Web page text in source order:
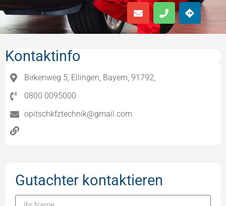
Kontaktinfo
Birkenweg 5, Ellingen, Bayern, 91792,
0800 0095000
opitschkfztechnik@gmail.com
Gutachter kontaktieren